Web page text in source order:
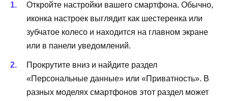
Откройте настройки вашего смартфона. Обычно,
иконка настроек выглядит как шестеренка или
зубчатое колесо и находится на главном экране
или в панели уведомлений.
Прокрутите вниз и найдите раздел
«Персональные данные» или «Приватность». В
разных моделях смартфонов этот раздел может